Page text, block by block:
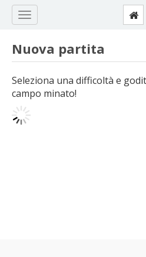
Nuova partita
Seleziona una difficoltà e
campo minato!